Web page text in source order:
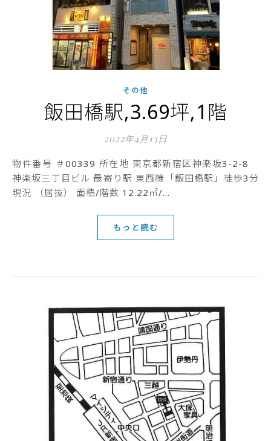
その他
飯田橋駅,3.69坪,1階
2022年4月13日
物件番号 ＃00339 所在地 東京都新宿区神楽坂3-2-8
神楽坂三丁目ビル 最寄り駅 東西線「飯田橋駅」徒歩3分
現況 （居抜） 面積/階数 12.22㎡/…
もっと読む